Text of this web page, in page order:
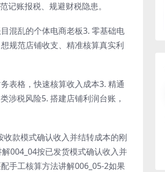
账报税、规避财税隐患。
混乱的个体电商老板3. 零基础电
规范店铺收支、精准核算真实利
表格，快速核算收入成本3. 精通
涉税风险5. 搭建店铺利润台账，
款模式确认收入并结转成本的刚
004_04按已发货模式确认收入并
手工核算方法讲解006_05-2如果